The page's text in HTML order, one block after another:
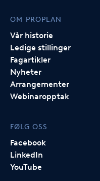
OM PROPLAN
Vår historie
Ledige stillinger
Fagartikler
Nyheter
Arrangementer
Webinaropptak
FØLG OSS
Facebook
LinkedIn
YouTube